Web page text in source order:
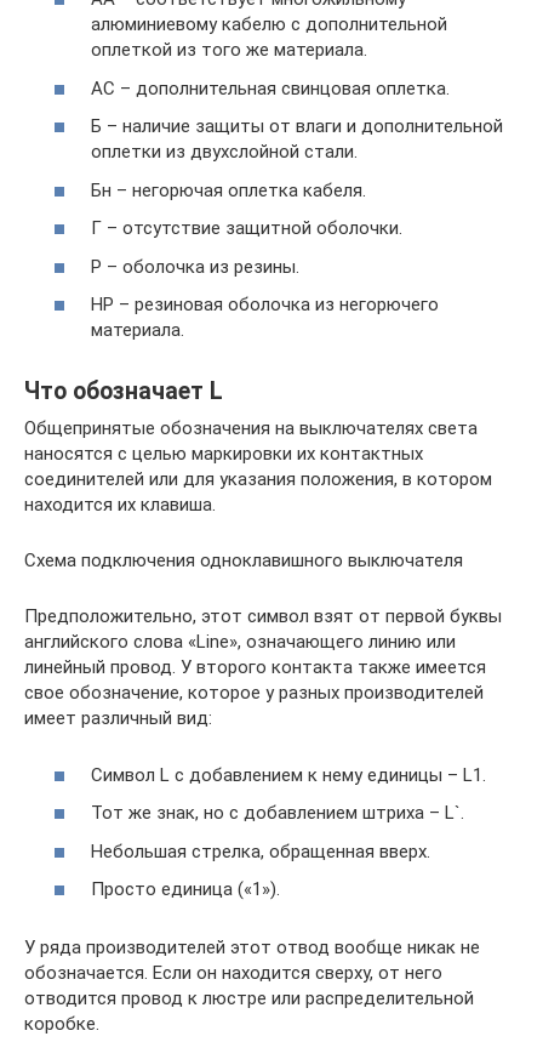
алюминиевому кабелю с дополнительной
оплеткой из того же материала.
АС – дополнительная свинцовая оплетка.
Б – наличие защиты от влаги и дополнительной
оплетки из двухслойной стали.
Бн – негорючая оплетка кабеля.
Г – отсутствие защитной оболочки.
Р – оболочка из резины.
НР – резиновая оболочка из негорючего
материала.
Что обозначает L
Общепринятые обозначения на выключателях света
наносятся с целью маркировки их контактных
соединителей или для указания положения, в котором
находится их клавиша.
Схема подключения одноклавишного выключателя
Предположительно, этот символ взят от первой буквы
английского слова «Line», означающего линию или
линейный провод. У второго контакта также имеется
свое обозначение, которое у разных производителей
имеет различный вид:
Символ L с добавлением к нему единицы – L1.
Тот же знак, но с добавлением штриха – L`.
Небольшая стрелка, обращенная вверх.
Просто единица («1»).
У ряда производителей этот отвод вообще никак не
обозначается. Если он находится сверху, от него
отводится провод к люстре или распределительной
коробке.